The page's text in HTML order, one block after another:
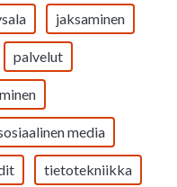
jaksaminen
palvelut
media
tietotekniikka